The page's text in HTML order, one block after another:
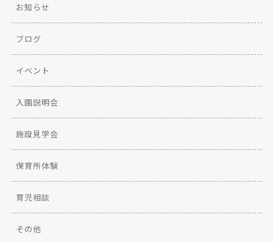
お知らせ
ブログ
イベント
入園説明会
施設見学会
保育所体験
育児相談
その他